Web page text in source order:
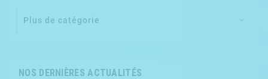
Plus de catégorie
NOS DERNIÈRES ACTUALITÉS